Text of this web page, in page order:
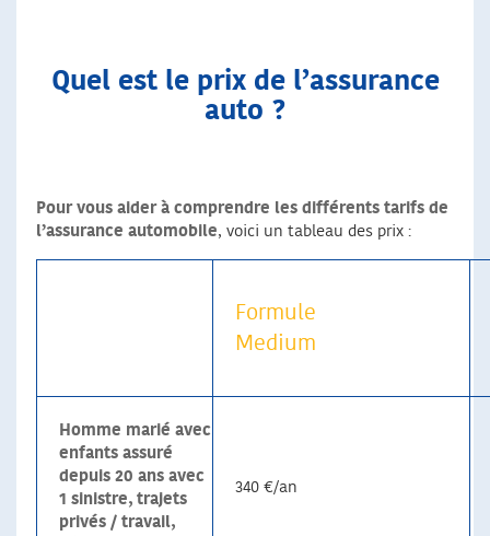
Quel est le prix de l’assurance
auto ?
Pour vous aider à comprendre les différents tarifs de
l’assurance automobile, voici un tableau des prix :
Formule
Medium
Homme marié avec
enfants assuré
depuis 20 ans avec
1 sinistre, trajets
privés / travail,
340 €/an